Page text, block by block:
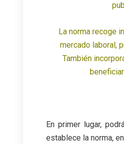
La norma recoge
mercado laboral,
También
En primer lugar,
establece la norma,